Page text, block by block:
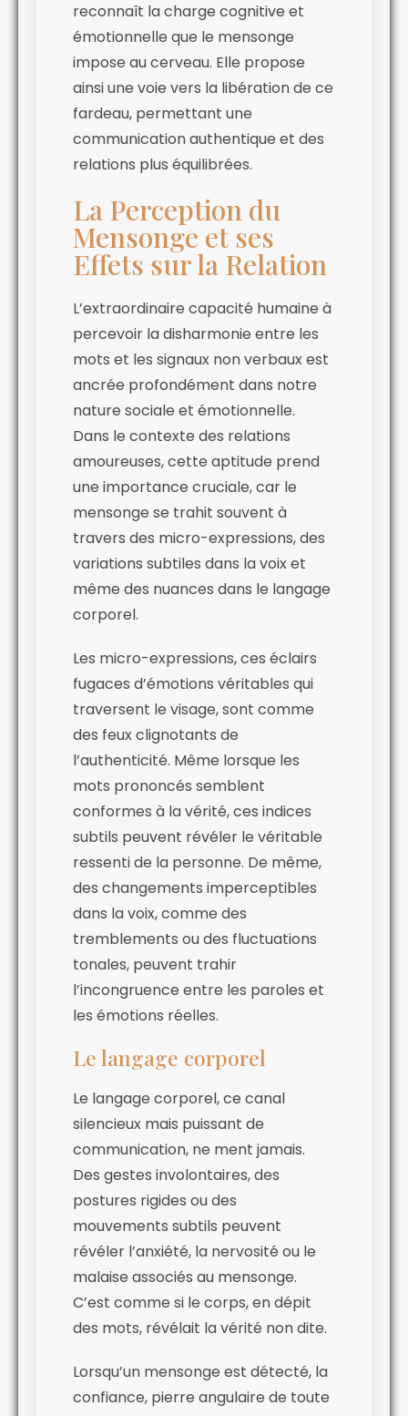
reconnaît la charge cognitive et
émotionnelle que le mensonge
impose au cerveau. Elle propose
ainsi une voie vers la libération de ce
fardeau, permettant une
communication authentique et des
relations plus équilibrées.
La Perception du
Mensonge et ses
Effets sur la Relation
L’extraordinaire capacité humaine à
percevoir la disharmonie entre les
mots et les signaux non verbaux est
ancrée profondément dans notre
nature sociale et émotionnelle.
Dans le contexte des relations
amoureuses, cette aptitude prend
une importance cruciale, car le
mensonge se trahit souvent à
travers des micro-expressions, des
variations subtiles dans la voix et
même des nuances dans le langage
corporel.
Les micro-expressions, ces éclairs
fugaces d’émotions véritables qui
traversent le visage, sont comme
des feux clignotants de
l’authenticité. Même lorsque les
mots prononcés semblent
conformes à la vérité, ces indices
subtils peuvent révéler le véritable
ressenti de la personne. De même,
des changements imperceptibles
dans la voix, comme des
tremblements ou des fluctuations
tonales, peuvent trahir
l’incongruence entre les paroles et
les émotions réelles.
Le langage corporel
Le langage corporel, ce canal
silencieux mais puissant de
communication, ne ment jamais.
Des gestes involontaires, des
postures rigides ou des
mouvements subtils peuvent
révéler l’anxiété, la nervosité ou le
malaise associés au mensonge.
C’est comme si le corps, en dépit
des mots, révélait la vérité non dite.
Lorsqu’un mensonge est détecté, la
confiance, pierre angulaire de toute